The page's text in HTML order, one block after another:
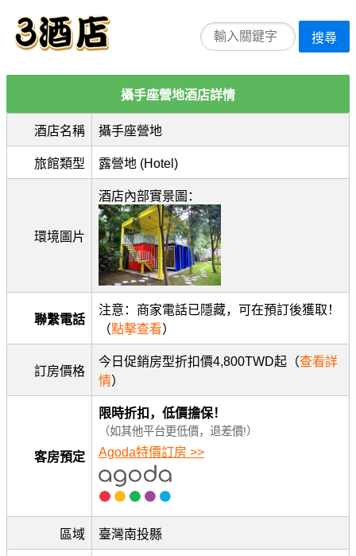
搜尋
攝手座營地酒店詳情
酒店名稱 攝手座營地
旅館類型 露營地 (Hotel)
環境圖片
酒店內部實景圖：
聯繫電話
注意：商家電話已隱藏，可在預訂後獲取！
（點擊查看）
訂房價格
今日促銷房型折扣價4,800TWD起（查看詳
情）
客房預定
限時折扣，低價擔保！
（如其他平台更低價，退差價!）
Agoda特價訂房 >>
區域 臺灣南投縣